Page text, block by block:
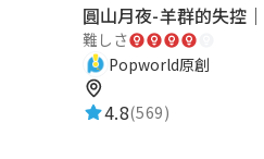
呂鈁宜
2026-05-15 15:12:40
難しさ
Popworld原創
4.8(569)